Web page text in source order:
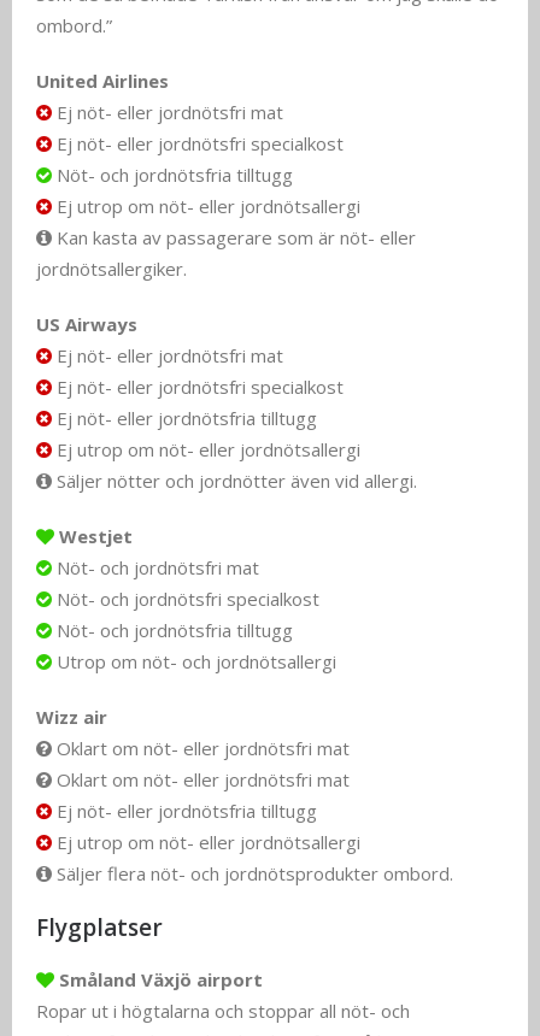
ombord.”
United Airlines
Ej nöt- eller jordnötsfri mat
Ej nöt- eller jordnötsfri specialkost
Nöt- och jordnötsfria tilltugg
Ej utrop om nöt- eller jordnötsallergi
Kan kasta av passagerare som är nöt- eller
jordnötsallergiker.
US Airways
Ej nöt- eller jordnötsfri mat
Ej nöt- eller jordnötsfri specialkost
Ej nöt- eller jordnötsfria tilltugg
Ej utrop om nöt- eller jordnötsallergi
Säljer nötter och jordnötter även vid allergi.
Westjet
Nöt- och jordnötsfri mat
Nöt- och jordnötsfri specialkost
Nöt- och jordnötsfria tilltugg
Utrop om nöt- och jordnötsallergi
Wizz air
Oklart om nöt- eller jordnötsfri mat
Oklart om nöt- eller jordnötsfri mat
Ej nöt- eller jordnötsfria tilltugg
Ej utrop om nöt- eller jordnötsallergi
Säljer flera nöt- och jordnötsprodukter ombord.
Flygplatser
Småland Växjö airport
Ropar ut i högtalarna och stoppar all nöt- och